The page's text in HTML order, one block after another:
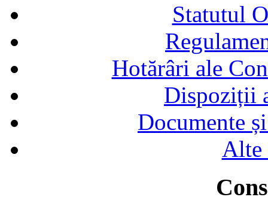
Statutul
Hotărâri ale
Dispoziții
Documente
Alte